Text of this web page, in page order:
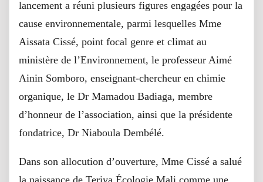
lancement a réuni plusieurs figures engagées pour la
cause environnementale, parmi lesquelles Mme
Aissata Cissé, point focal genre et climat au
ministère de l’Environnement, le professeur Aimé
Ainin Somboro, enseignant-chercheur en chimie
organique, le Dr Mamadou Badiaga, membre
d’honneur de l’association, ainsi que la présidente
fondatrice, Dr Niaboula Dembélé.
Dans son allocution d’ouverture, Mme Cissé a salué
la naissance de Teriya Écologie Mali comme une